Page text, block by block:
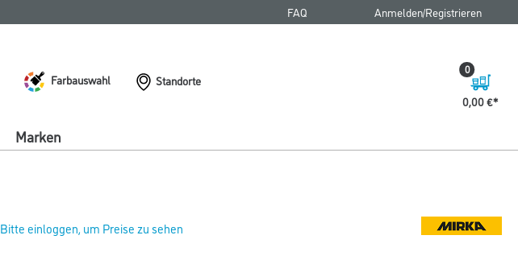
FAQ Anmelden/Registrieren
Farbauswahl
Standorte
0,00 €
0
Marken
Bitte einloggen, um Preise zu sehen